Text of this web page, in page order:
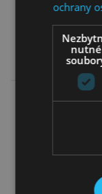
4 299,00
3 869,00
Více
ochrany
nutné